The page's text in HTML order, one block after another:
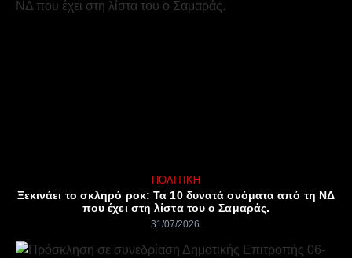
ΠΟΛΙΤΙΚΉ
Ξεκινάει το σκληρό ροκ: Τα 10 δυνατά ονόματα από τη ΝΔ
που έχει στη λίστα του ο Σαμαράς.
31/07/2026